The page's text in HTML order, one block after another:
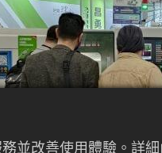
並改善使用體驗。詳